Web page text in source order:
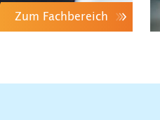
Zum Fachbereich